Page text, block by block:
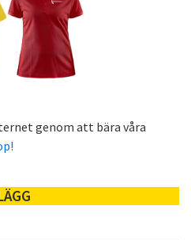
genom att bära våra